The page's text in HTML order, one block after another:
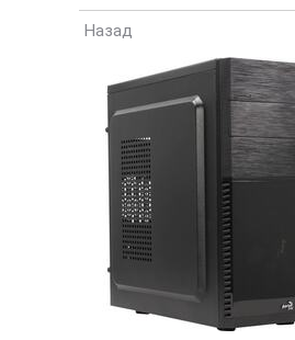
Назад